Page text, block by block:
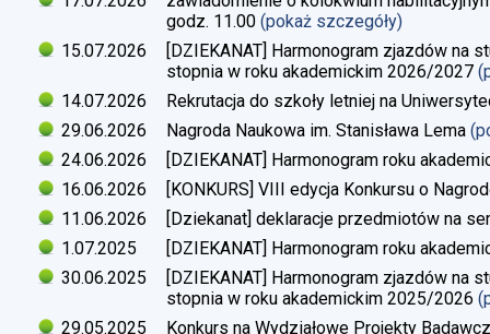
godz. 11.00 (pokaż szczegóły)
15.07.2026
[DZIEKANAT] Harmonogram zjazdów na
stopnia w roku akademickim 2026/2027
14.07.2026
Rekrutacja do szkoły letniej na
29.06.2026
Nagroda Naukowa im. Stanisława Lema
24.06.2026
[DZIEKANAT] Harmonogram roku
16.06.2026
[KONKURS] VIII edycja Konkursu o
11.06.2026
[Dziekanat] deklaracje przedmiotów na
1.07.2025
[DZIEKANAT] Harmonogram roku
30.06.2025
[DZIEKANAT] Harmonogram zjazdów na
stopnia w roku akademickim 2025/2026
29.05.2025
Konkurs na Wydziałowe Projekty